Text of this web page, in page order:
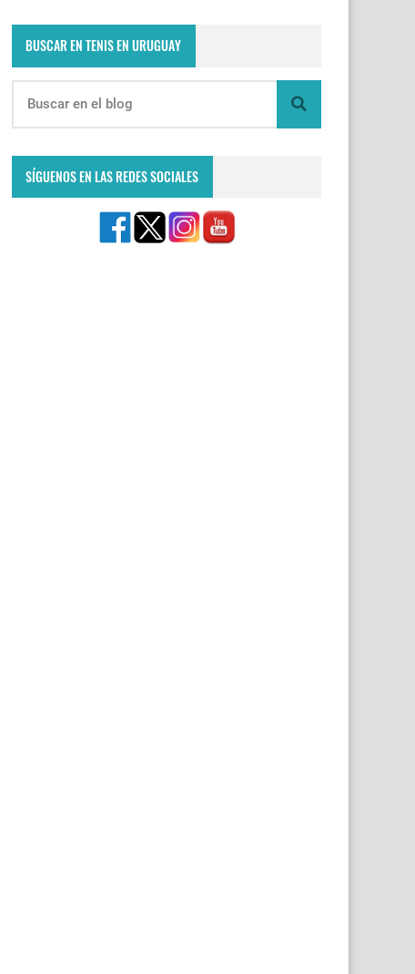
BUSCAR EN TENIS EN URUGUAY
SÍGUENOS EN LAS REDES SOCIALES